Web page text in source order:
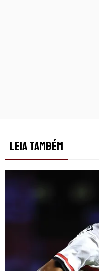
LEIA TAMBÉM